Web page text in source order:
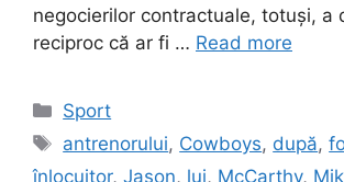
negocierilor contractuale, totuși, a
reciproc că ar fi … Read more
Categories
Sport
Tags
antrenorului, Cowboys, după,
înlocuitor, Jason, lui, McCarthy,